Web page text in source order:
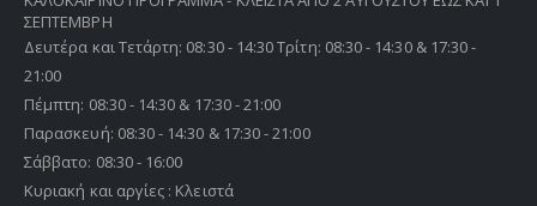
ΣΕΠΤΕΜΒΡΗ
Δευτέρα και Τετάρτη: 08:30 - 14:30 Τρίτη: 08:30 - 14:30 & 17:30 -
21:00
Πέμπτη: 08:30 - 14:30 & 17:30 - 21:00
Παρασκευή: 08:30 - 14:30 & 17:30 - 21:00
Σάββατο: 08:30 - 16:00
Κυριακή και αργίες : Κλειστά